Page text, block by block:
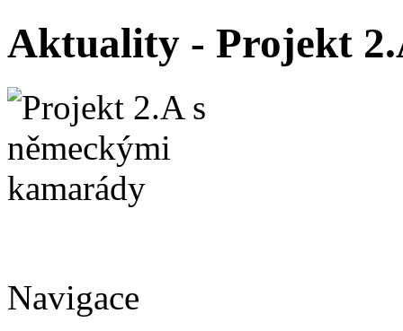
Aktuality - Projekt
Navigace